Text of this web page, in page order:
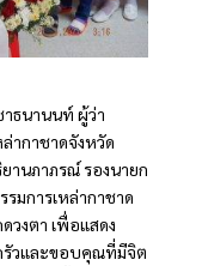
าธนานนท์ ผู้ว่า
ากาชาดจังหวัด
านภาภรณ์ รองนายก
มการเหล่ากาชาด
งตา เพื่อแสดง
รัวและขอบคุณที่มีจิต